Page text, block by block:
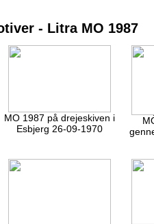
- Litra MO 1987
MO 1987 på drejeskiven i
Esbjerg 26-09-1970